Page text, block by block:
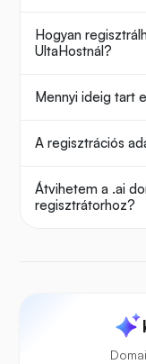
Hogyan
UltaHostnál?
Mennyi ideig tart
A regisztrációs
Átvihetem a .ai
regisztrátorhoz?